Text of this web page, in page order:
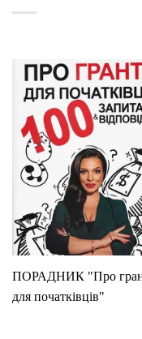
ПОРАДНИК "Про
для початківців"